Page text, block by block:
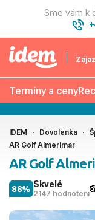
Sme vám k
Termíny a ceny
IDEM Dovolenka
AR Golf Almerimar
AR Golf
Skvelé
2147 hodnotení
88%